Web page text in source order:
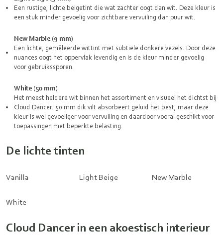
Een rustige, lichte beigetint die wat zachter oogt dan wit. Deze kleur is
een stuk minder gevoelig voor zichtbare vervuiling dan puur wit.
New Marble (9 mm)
Een lichte, gemêleerde wittint met subtiele donkere vezels. Door deze
nuances oogt het oppervlak levendig en is de kleur minder gevoelig
voor gebruikssporen.
White (50 mm)
Het meest heldere wit binnen het assortiment en visueel het dichtst bij
Cloud Dancer. 50 mm dik vilt absorbeert geluid het best, maar deze
kleur is wel gevoeliger voor vervuiling en daardoor vooral geschikt voor
toepassingen met beperkte belasting.
De lichte tinten
Vanilla Light Beige New Marble
White
Cloud Dancer in een akoestisch interieur